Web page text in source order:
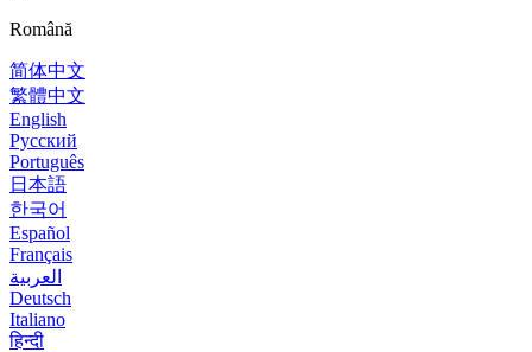
Română
简体中文
繁體中文
English
Русский
Português
日本語
한국어
Español
Français
العربية
Deutsch
Italiano
हिन्दी